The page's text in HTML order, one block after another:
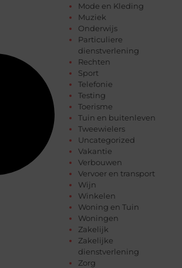
Mode en Kleding
Muziek
Onderwijs
Particuliere
dienstverlening
Rechten
Sport
Telefonie
Testing
Toerisme
Tuin en buitenleven
Tweewielers
Uncategorized
Vakantie
Verbouwen
Vervoer en transport
Wijn
Winkelen
Woning en Tuin
Woningen
Zakelijk
Zakelijke
dienstverlening
Zorg